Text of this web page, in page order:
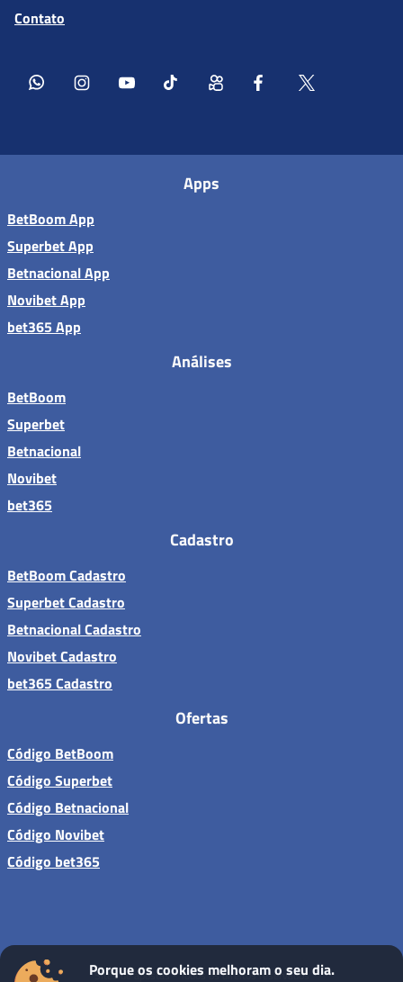
Contato
Apps
BetBoom App
Superbet App
Betnacional App
Novibet App
bet365 App
Análises
BetBoom
Superbet
Betnacional
Novibet
bet365
Cadastro
BetBoom Cadastro
Superbet Cadastro
Betnacional Cadastro
Novibet Cadastro
bet365 Cadastro
Ofertas
Código BetBoom
Código Superbet
Código Betnacional
Código Novibet
Código bet365
Sites de apostas - Todos os direitos reservados
Porque os cookies melhoram o seu dia.